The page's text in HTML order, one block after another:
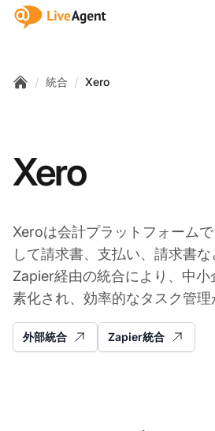
:site.title
/ 統合 / Xero
Xero
Xeroは会計プラットフォーム
して請求書、支払い、請求書な
Zapier経由の統合により、中
素化され、効率的なタスク管理
外部統合 Zapier統合